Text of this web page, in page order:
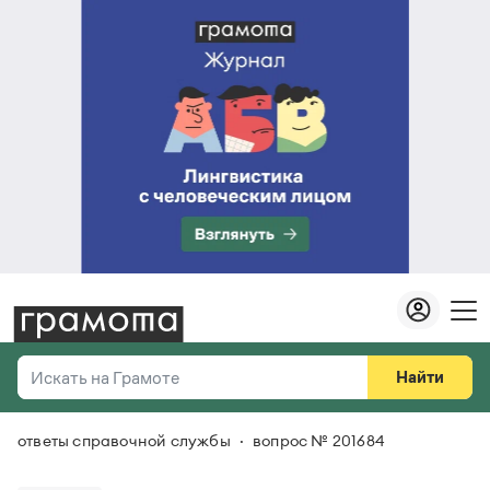
Искать на Грамоте
Справочная служба
Найти
Везде
ответы справочной службы вопрос № 201684